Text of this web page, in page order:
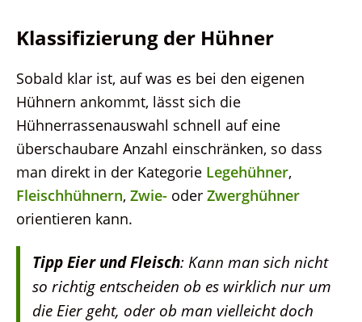
Klassifizierung der Hühner
Sobald klar ist, auf was es bei den eigenen
Hühnern ankommt, lässt sich die
Hühnerrassenauswahl schnell auf eine
überschaubare Anzahl einschränken, so dass
man direkt in der Kategorie Legehühner,
Fleischhühnern, Zwie- oder Zwerghühner
orientieren kann.
Tipp Eier und Fleisch: Kann man sich nicht
so richtig entscheiden ob es wirklich nur um
die Eier geht, oder ob man vielleicht doch